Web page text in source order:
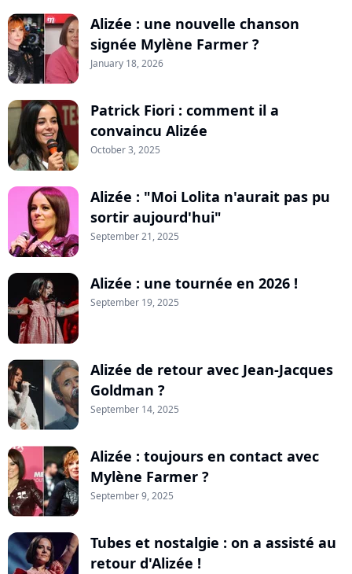
Alizée : une nouvelle chanson
signée Mylène Farmer ?
January 18, 2026
Patrick Fiori : comment il a
convaincu Alizée
October 3, 2025
Alizée : "Moi Lolita n'aurait pas pu
sortir aujourd'hui"
September 21, 2025
Alizée : une tournée en 2026 !
September 19, 2025
Alizée de retour avec Jean-Jacques
Goldman ?
September 14, 2025
Alizée : toujours en contact avec
Mylène Farmer ?
September 9, 2025
Tubes et nostalgie : on a assisté au
retour d'Alizée !